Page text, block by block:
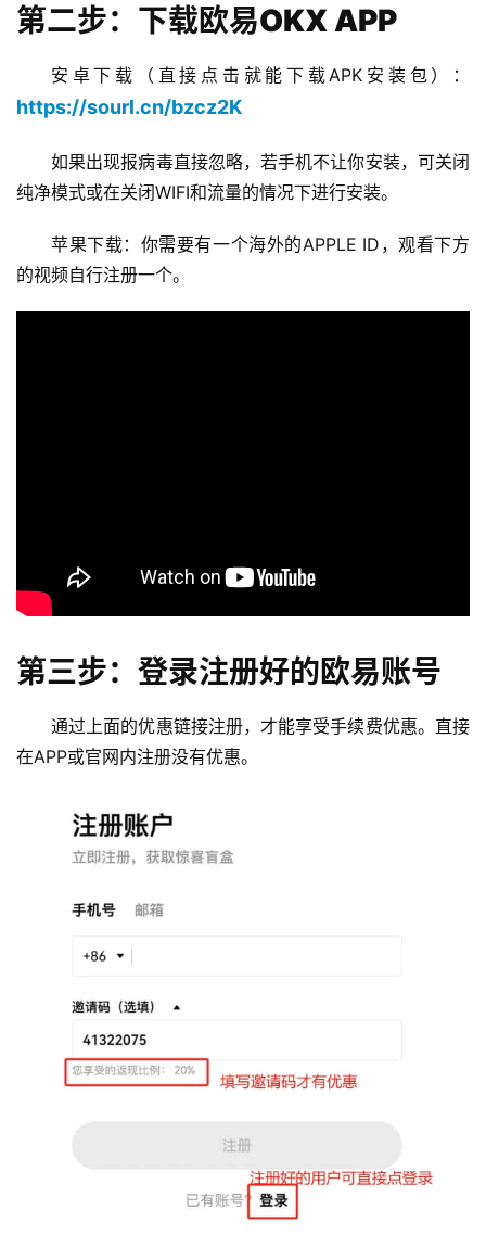
第二步：下载欧易OKX APP
安卓下载（直接点击就能下载APK安装包）：
https://sourl.cn/bzcz2K
如果出现报病毒直接忽略，若手机不让你安装，可关闭
纯净模式或在关闭WIFI和流量的情况下进行安装。
苹果下载：你需要有一个海外的APPLE ID，观看下方
的视频自行注册一个。
第三步：登录注册好的欧易账号
通过上面的优惠链接注册，才能享受手续费优惠。直接
在APP或官网内注册没有优惠。